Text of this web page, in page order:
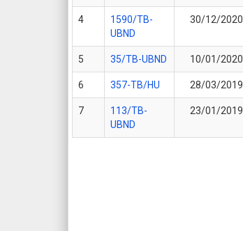
4
1590/TB-
UBND
30/12/2020
5 35/TB-UBND 10/01/2020
6 357-TB/HU 28/03/2019
7
113/TB-
UBND
23/01/2019